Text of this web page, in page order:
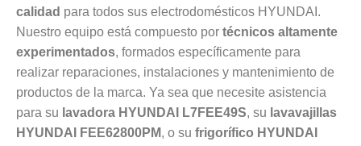
calidad para todos sus electrodomésticos HYUNDAI.
Nuestro equipo está compuesto por técnicos altamente
experimentados, formados específicamente para
realizar reparaciones, instalaciones y mantenimiento de
productos de la marca. Ya sea que necesite asistencia
para su lavadora HYUNDAI L7FEE49S, su lavavajillas
HYUNDAI FEE62800PM, o su frigorífico HYUNDAI